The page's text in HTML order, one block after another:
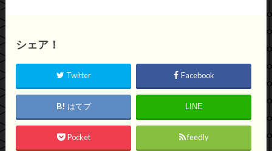
シェア！
Twitter Facebook
はてブ LINE
Pocket feedly